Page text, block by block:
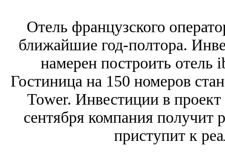
Отель французского
ближайшие год-полтора.
намерен построить отель
Гостиница на 150 номеров
Tower. Инвестиции в
сентября компания получит
приступит к